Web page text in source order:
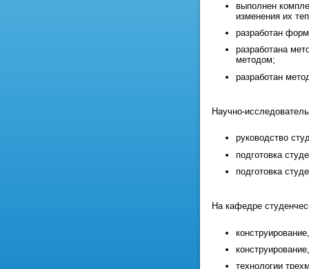
выполнен
изменения их
разработан
разработана
методом;
разработан
Научно-
руководство
подготовка
подготовка
На кафедре
технологии